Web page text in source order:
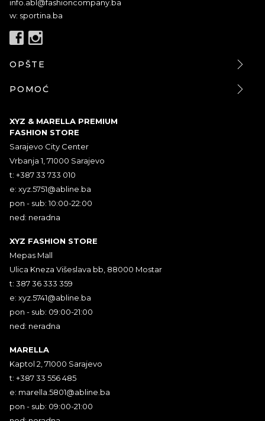
info.abl@fashioncompany.ba
w: sportina.ba
OPŠTE
POMOĆ
XYZ & MARELLA PREMIUM
FASHION STORE
Sarajevo City Center
Vrbanja 1, 71000 Sarajevo
t: +387 33 733 010
e: xyz.5751@abline.ba
pon - sub: 10:00-22:00
ned: neradna
XYZ FASHION STORE
Mepas Mall
Ulica Kneza Višeslava bb, 88000 Mostar
t: 387 36 333 359
e: xyz.5741@abline.ba
pon - sub: 09:00-21:00
ned: neradna
MARELLA
Kaptol 2, 71000 Sarajevo
t: +387 33 556 485
e: marella.5801@abline.ba
pon - sub: 09:00-21:00